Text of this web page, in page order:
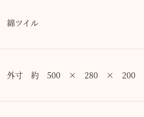
綿ツイル
外寸 約 500 × 280 × 200